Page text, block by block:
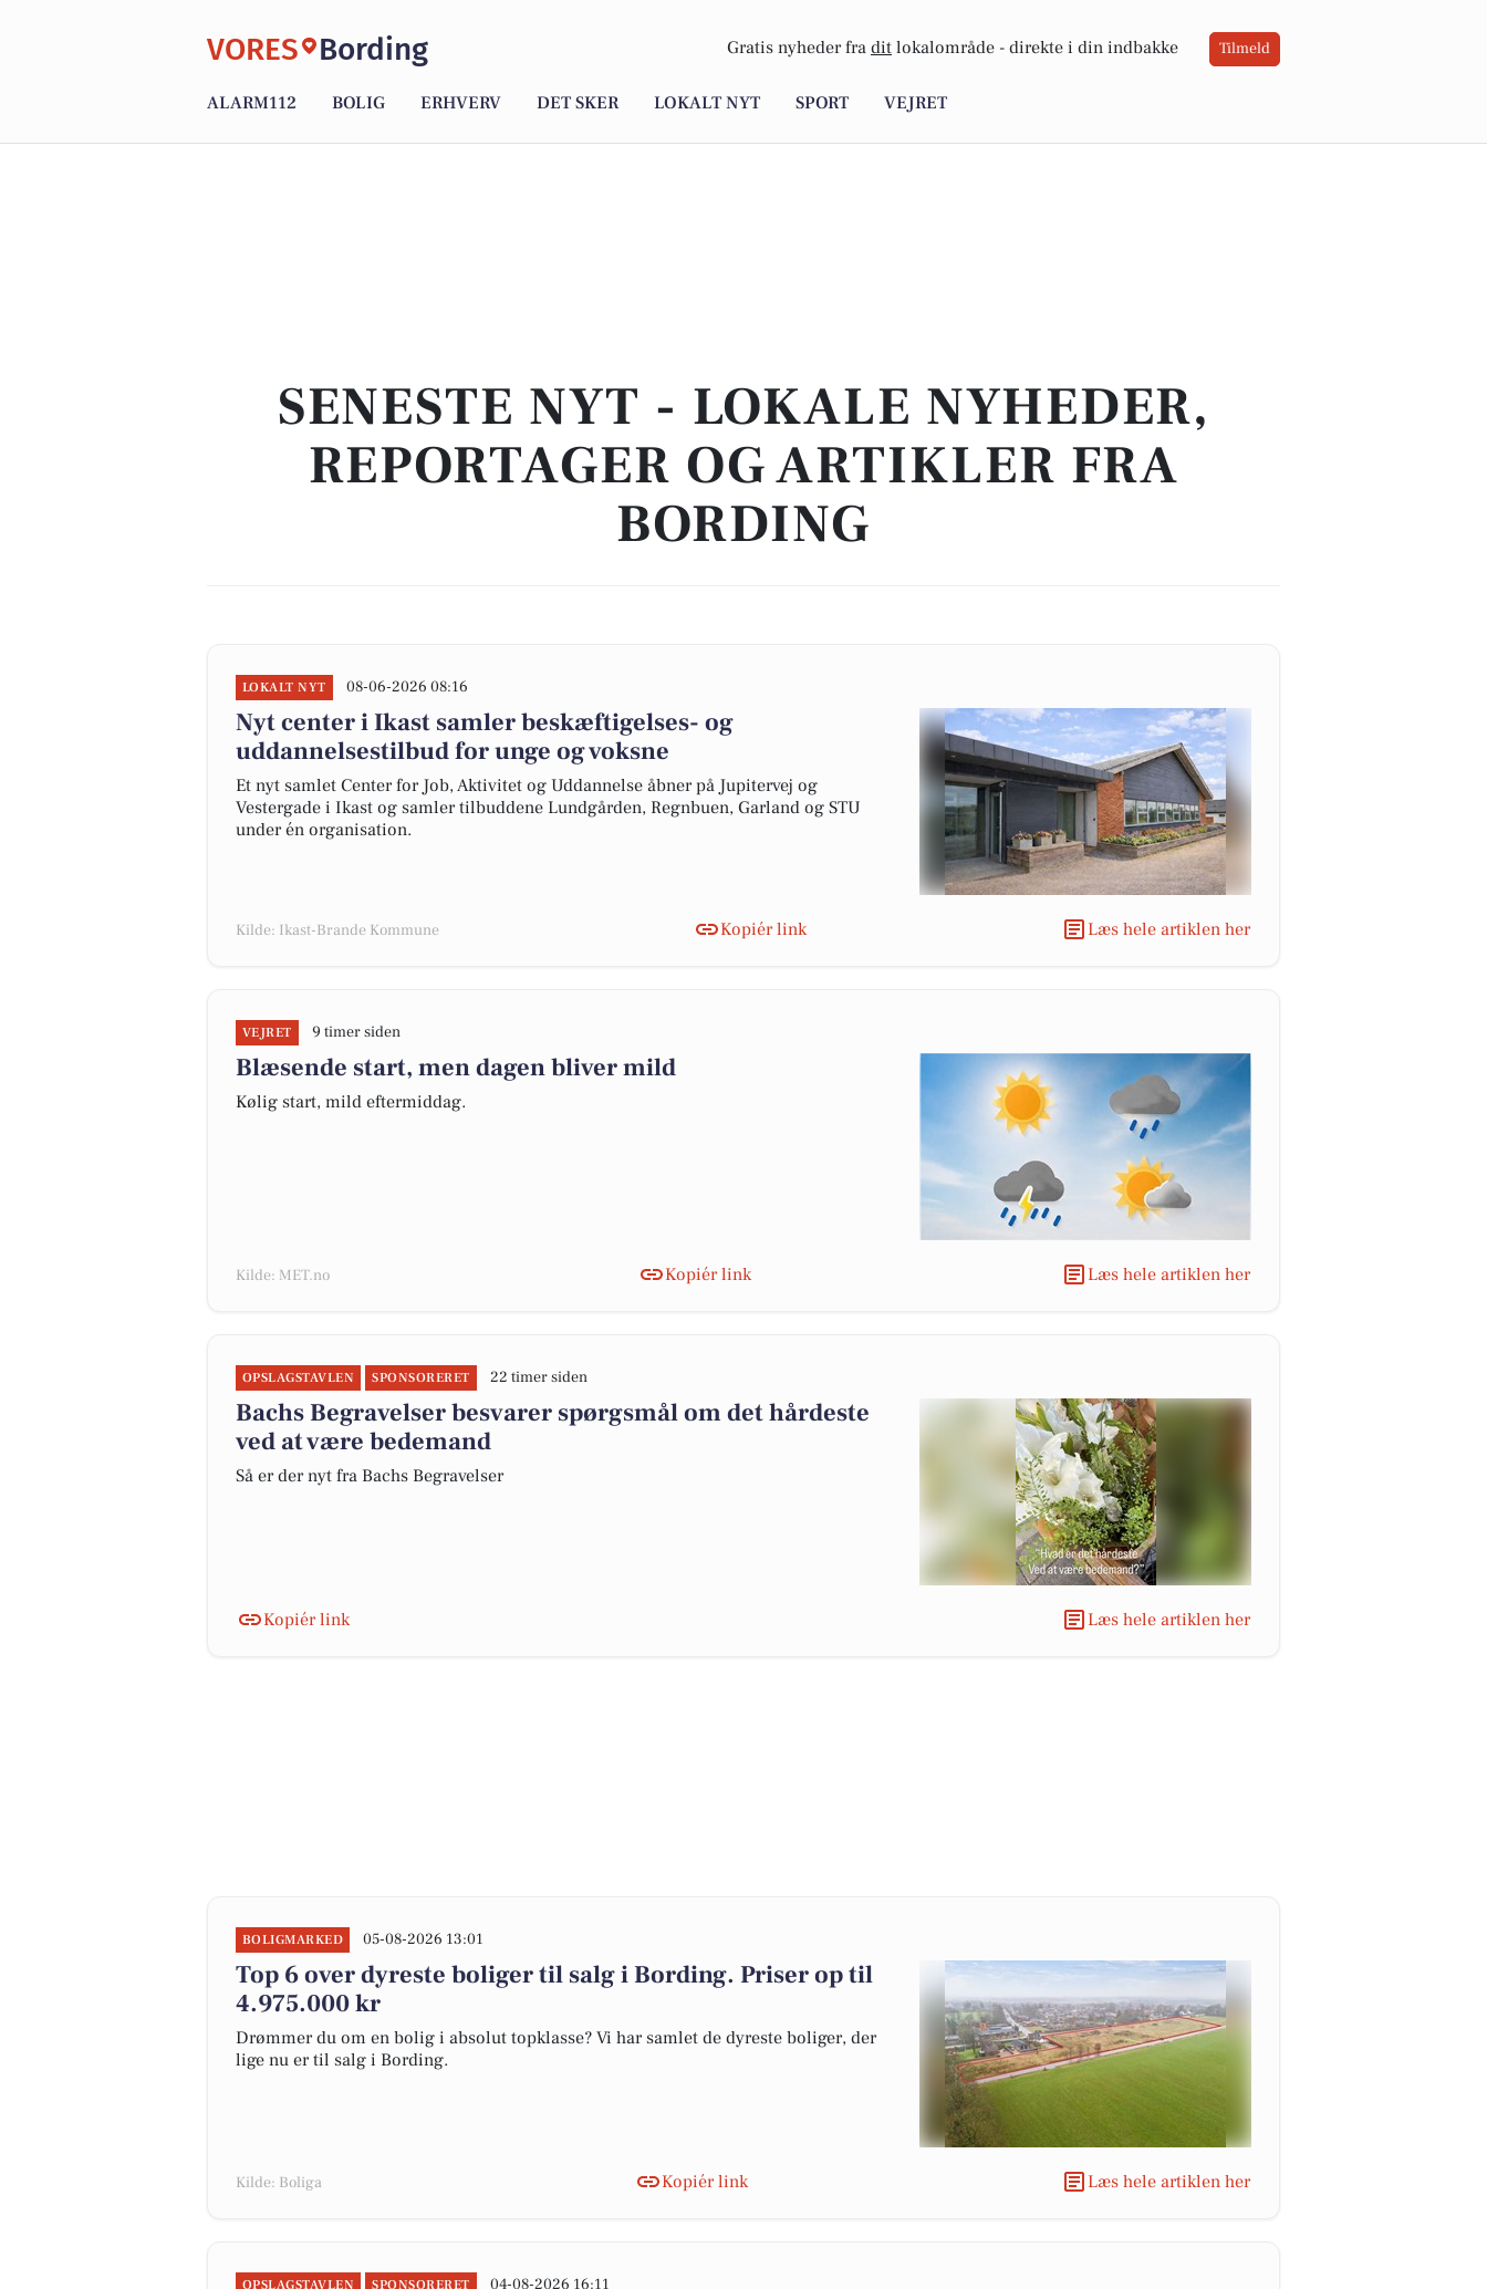
VORES Bording Gratis nyheder fra dit lokalområde - direkte i din indbakke Tilmeld
ALARM112 BOLIG ERHVERV DET SKER LOKALT NYT SPORT VEJRET
SENESTE NYT - LOKALE NYHEDER,
REPORTAGER OG ARTIKLER FRA
BORDING
LOKALT NYT 08-06-2026 08:16
Nyt center i Ikast samler beskæftigelses- og
uddannelsestilbud for unge og voksne
Et nyt samlet Center for Job, Aktivitet og Uddannelse åbner på Jupitervej og
Vestergade i Ikast og samler tilbuddene Lundgården, Regnbuen, Garland og STU
under én organisation.
Kilde: Ikast-Brande Kommune Kopiér link Læs hele artiklen her
VEJRET 9 timer siden
Blæsende start, men dagen bliver mild
Kølig start, mild eftermiddag.
Kilde: MET.no Kopiér link Læs hele artiklen her
OPSLAGSTAVLEN SPONSORERET 22 timer siden
Bachs Begravelser besvarer spørgsmål om det hårdeste
ved at være bedemand
Så er der nyt fra Bachs Begravelser
Kopiér link Læs hele artiklen her
BOLIGMARKED 05-08-2026 13:01
Top 6 over dyreste boliger til salg i Bording. Priser op til
4.975.000 kr
Drømmer du om en bolig i absolut topklasse? Vi har samlet de dyreste boliger, der
lige nu er til salg i Bording.
Kilde: Boliga Kopiér link Læs hele artiklen her
OPSLAGSTAVLEN SPONSORERET 04-08-2026 16:11